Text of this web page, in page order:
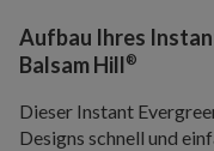
Aufbau Ihres
Balsam Hill®
Dieser Instant
Designs schnell und